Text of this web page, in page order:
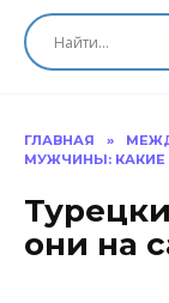
ГЛАВНАЯ »
МУЖЧИНЫ: КАКИЕ
они на